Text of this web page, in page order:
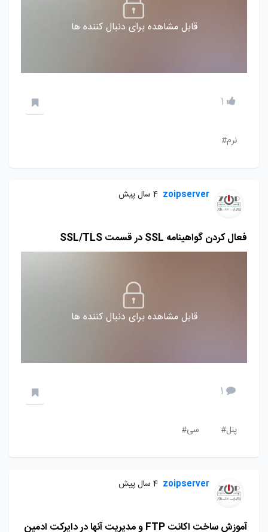
قابل مشاهده برای دنبال کننده ها
1
نرم#
zoipserver 4 سال پیش
فعال کردن گواهینامه SSL در قسمت SSL/TLS
قابل مشاهده برای دنبال کننده ها
1
پنل# سی#
zoipserver 4 سال پیش
آموزش ساخت اکانت FTP و مدیریت آنها در دایرکت ادمین